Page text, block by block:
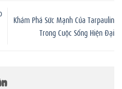
Khám Phá Sức Mạnh Của Tarpaulin
Trong Cuộc Sống Hiện Đại